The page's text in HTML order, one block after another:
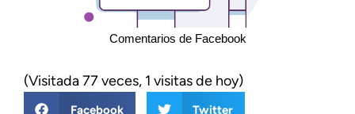
Comentarios de Facebook
(Visitada 77 veces, 1 visitas de hoy)
Facebook Twitter